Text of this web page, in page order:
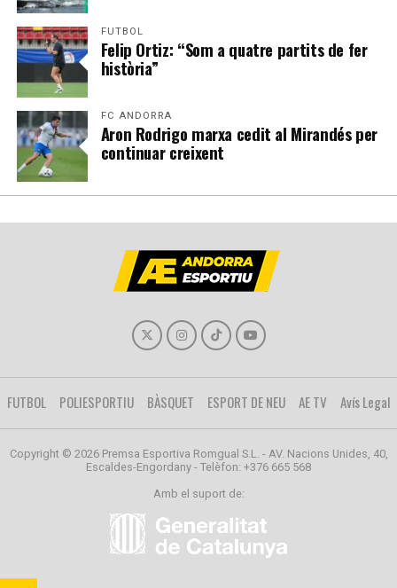
FUTBOL
Felip Ortiz: “Som a quatre partits de fer
història”
FC ANDORRA
Aron Rodrigo marxa cedit al Mirandés per
continuar creixent
FUTBOL POLIESPORTIU BÀSQUET ESPORT DE NEU AE TV Avís Legal
Copyright © 2026 Premsa Esportiva Romgual S.L. - AV. Nacions Unides, 40,
Escaldes-Engordany - Telèfon: +376 665 568
Amb el suport de: